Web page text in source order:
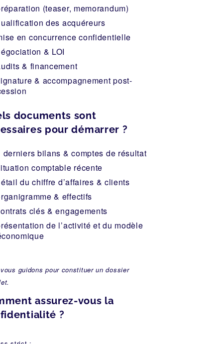
(teaser, memorandum)
des acquéreurs
en concurrence confidentielle
& LOI
& financement
& accompagnement post-
documents sont
pour démarrer ?
derniers bilans & comptes de résultat
comptable récente
du chiffre d’affaires & clients
& effectifs
clés & engagements
de l’activité et du modèle
guidons pour constituer un dossier
assurez-vous la
?